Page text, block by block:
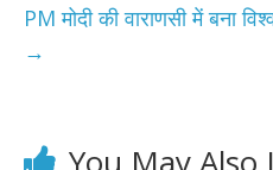
k p
PM मोदी की वाराणसी में बना
→